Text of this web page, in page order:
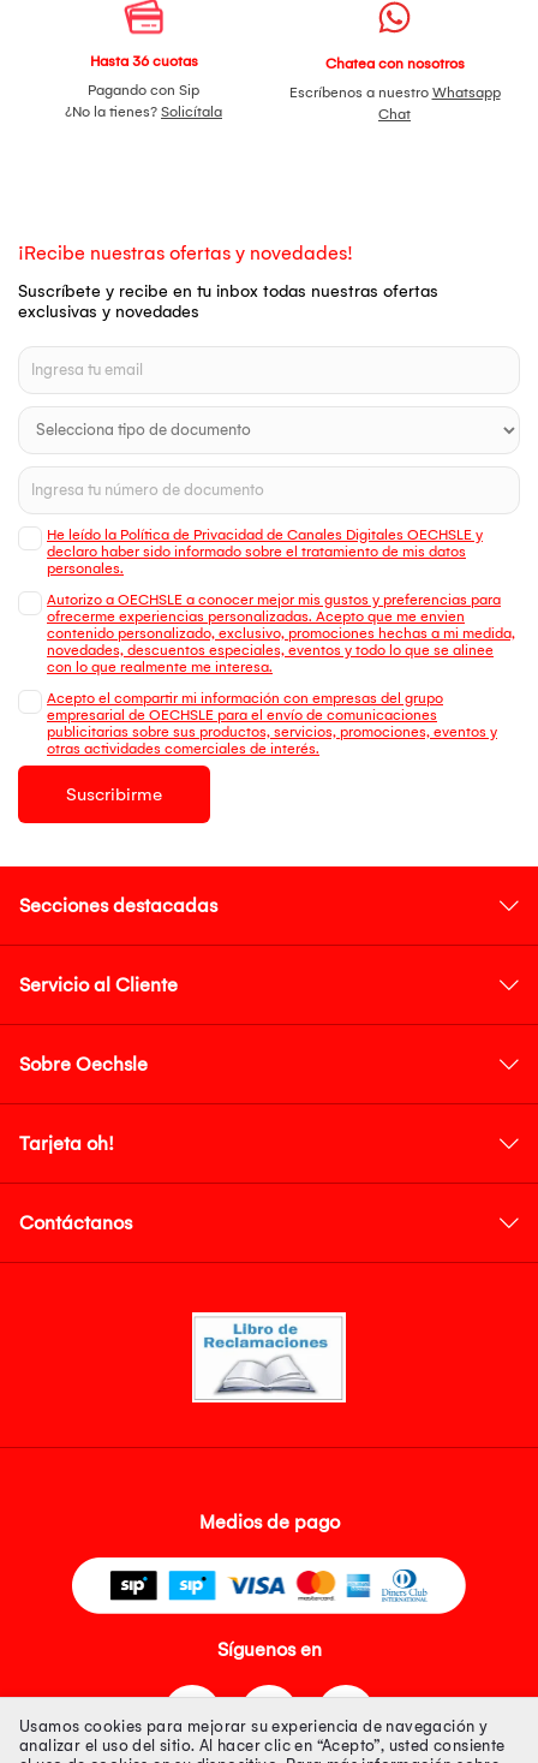
Hasta 36 cuotas
Pagando con Sip
¿No la tienes? Solicítala
Chatea con nosotros
Escríbenos a nuestro Whatsapp
Chat
¡Recibe nuestras ofertas y novedades!
Suscríbete y recibe en tu inbox todas nuestras ofertas
exclusivas y novedades
He leído la Política de Privacidad de Canales Digitales OECHSLE y
declaro haber sido informado sobre el tratamiento de mis datos
personales.
Autorizo a OECHSLE a conocer mejor mis gustos y preferencias para
ofrecerme experiencias personalizadas. Acepto que me envien
contenido personalizado, exclusivo, promociones hechas a mi medida,
novedades, descuentos especiales, eventos y todo lo que se alinee
con lo que realmente me interesa.
Acepto el compartir mi información con empresas del grupo
empresarial de OECHSLE para el envío de comunicaciones
publicitarias sobre sus productos, servicios, promociones, eventos y
otras actividades comerciales de interés.
Suscribirme
Secciones destacadas
Servicio al Cliente
Sobre Oechsle
Tarjeta oh!
Contáctanos
Medios de pago
Síguenos en
Usamos cookies para mejorar su experiencia de navegación y
analizar el uso del sitio. Al hacer clic en “Acepto”, usted consiente